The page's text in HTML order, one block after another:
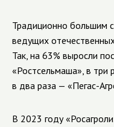
Традиционно большим
ведущих
Так, на 63% выросли
«Ростсельмаша», в три
в два раза — «Пегас-
В 2023 году